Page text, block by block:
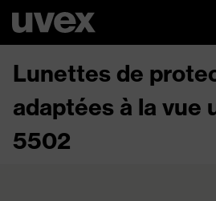
Lunettes de
adaptées à la vue
5502